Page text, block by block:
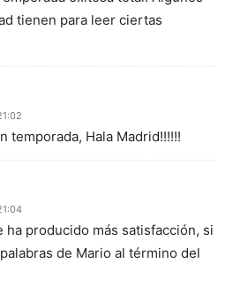
tienen para leer ciertas
temporada, Hala Madrid!!!!!!
ha producido más satisfacción, si
de Mario al término del